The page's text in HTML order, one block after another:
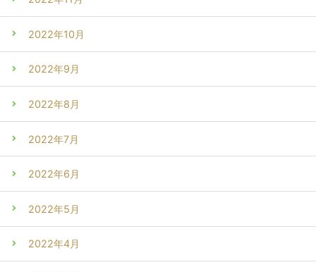
2022年10月
2022年9月
2022年8月
2022年7月
2022年6月
2022年5月
2022年4月